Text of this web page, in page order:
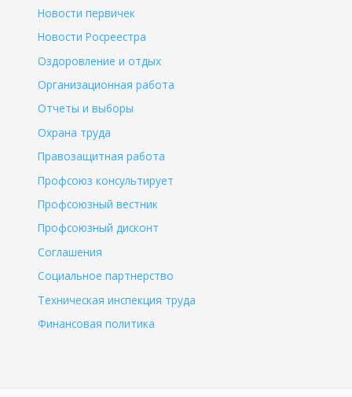
Новости первичек
Новости Росреестра
Оздоровление и отдых
Организационная работа
Отчеты и выборы
Охрана труда
Правозащитная работа
Профсоюз консультирует
Профсоюзный вестник
Профсоюзный дисконт
Соглашения
Социальное партнерство
Техническая инспекция труда
Финансовая политика